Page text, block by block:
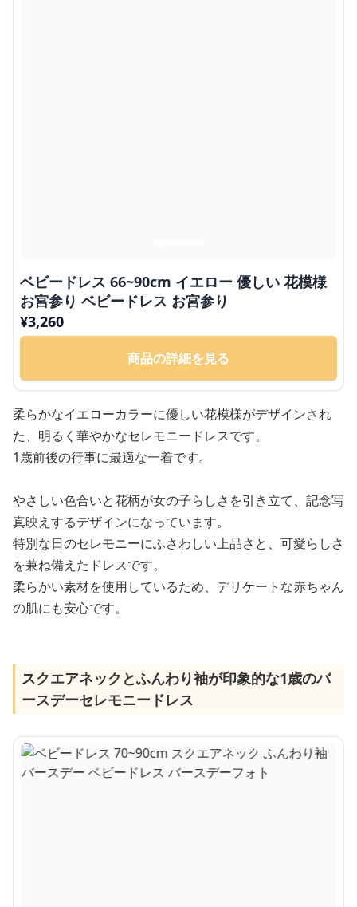
ベビードレス 66~90cm イエロー 優しい 花模様
お宮参り ベビードレス お宮参り
¥3,260
商品の詳細を見る
柔らかなイエローカラーに優しい花模様がデザインされ
た、明るく華やかなセレモニードレスです。
1歳前後の行事に最適な一着です。
やさしい色合いと花柄が女の子らしさを引き立て、記念写
真映えするデザインになっています。
特別な日のセレモニーにふさわしい上品さと、可愛らしさ
を兼ね備えたドレスです。
柔らかい素材を使用しているため、デリケートな赤ちゃん
の肌にも安心です。
スクエアネックとふんわり袖が印象的な1歳のバ
ースデーセレモニードレス